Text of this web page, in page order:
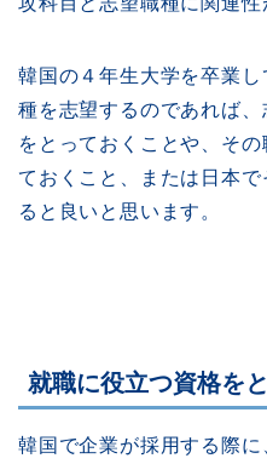
韓国の４年生大学を卒業
種を志望するのであれば
をとっておくことや、そ
ておくこと、または日本
ると良いと思います。
就職に役立つ資格を
韓国で企業が採用する際